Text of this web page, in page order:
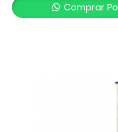
Comprar